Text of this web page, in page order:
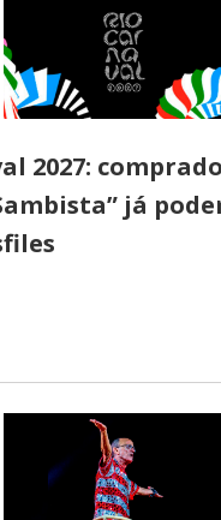
2027:
já